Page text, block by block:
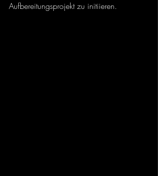
Aufbereitungsprojekt zu initiieren.